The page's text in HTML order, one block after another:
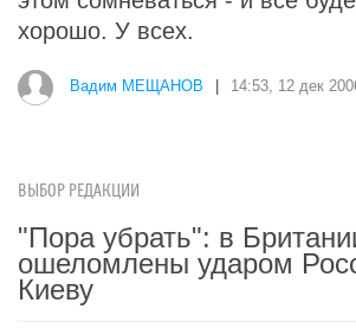
хорошо. У всех.
Вадим МЕЩАНОВ 14:53, 12 дек
ВЫБОР РЕДАКЦИИ
"Пора убрать": в
ошеломлены ударом
Киеву